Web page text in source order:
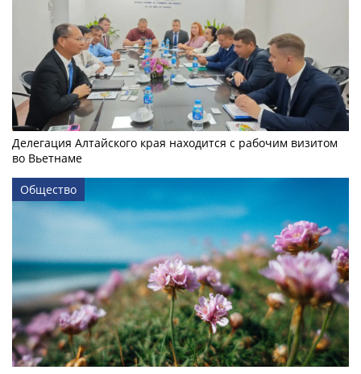
Делегация Алтайского края находится с рабочим визитом
во Вьетнаме
Общество